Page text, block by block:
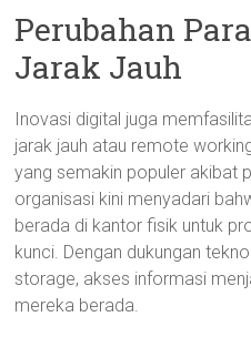
Perubahan
Jarak Jauh
Inovasi digital juga
jarak jauh atau remote
yang semakin populer akibat
organisasi kini menyadari
berada di kantor fisik untuk
kunci. Dengan dukungan
storage, akses informasi
mereka berada.